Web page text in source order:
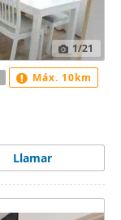
1/21
Llamar
Máx. 10km